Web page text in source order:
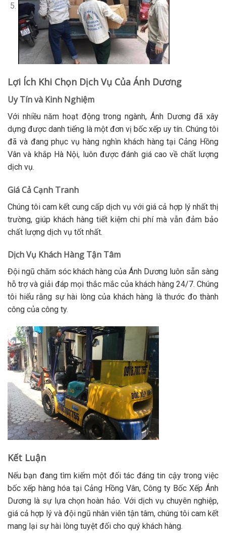
Lợi Ích Khi Chọn Dịch Vụ Của Ánh Dương
Uy Tín và Kinh Nghiệm
Với nhiều năm hoạt động trong ngành, Ánh Dương đã xây
dựng được danh tiếng là một đơn vị bốc xếp uy tín. Chúng tôi
đã và đang phục vụ hàng nghìn khách hàng tại Cảng Hồng
Vân và khắp Hà Nội, luôn được đánh giá cao về chất lượng
dịch vụ.
Giá Cả Cạnh Tranh
Chúng tôi cam kết cung cấp dịch vụ với giá cả hợp lý nhất thị
trường, giúp khách hàng tiết kiệm chi phí mà vẫn đảm bảo
chất lượng dịch vụ tốt nhất.
Dịch Vụ Khách Hàng Tận Tâm
Đội ngũ chăm sóc khách hàng của Ánh Dương luôn sẵn sàng
hỗ trợ và giải đáp mọi thắc mắc của khách hàng 24/7. Chúng
tôi hiểu rằng sự hài lòng của khách hàng là thước đo thành
công của công ty.
Kết Luận
Nếu bạn đang tìm kiếm một đối tác đáng tin cậy trong việc
bốc xếp hàng hóa tại Cảng Hồng Vân, Công ty Bốc Xếp Ánh
Dương là sự lựa chọn hoàn hảo. Với dịch vụ chuyên nghiệp,
giá cả hợp lý và đội ngũ nhân viên tận tâm, chúng tôi cam kết
mang lại sự hài lòng tuyệt đối cho quý khách hàng.